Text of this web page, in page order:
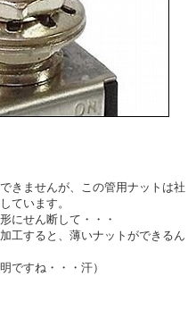
きませんが、この管用ナットは社
ています。
にせん断して・・・
工すると、薄いナットができるん
ですね・・・汗）